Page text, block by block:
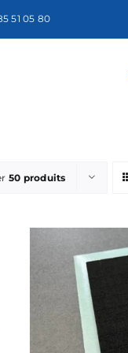
51 05 80
50 produits